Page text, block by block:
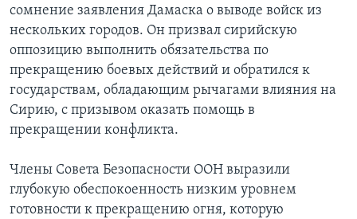
сомнение заявления Дамаска о выводе войск из
нескольких городов. Он призвал сирийскую
оппозицию выполнить обязательства по
прекращению боевых действий и обратился к
государствам, обладающим рычагами влияния на
Сирию, с призывом оказать помощь в
прекращении конфликта.
Члены Совета Безопасности ООН выразили
глубокую обеспокоенность низким уровнем
готовности к прекращению огня, которую